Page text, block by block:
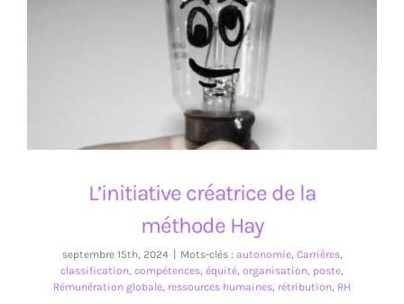
L’initiative créatrice de la méthode Hay
L’initiative créatrice de la
méthode Hay
septembre 15th, 2024 Mots-clés : autonomie, Carrières,
classification, compétences, équité, organisation, poste,
Rémunération globale, ressources humaines, rétribution, RH